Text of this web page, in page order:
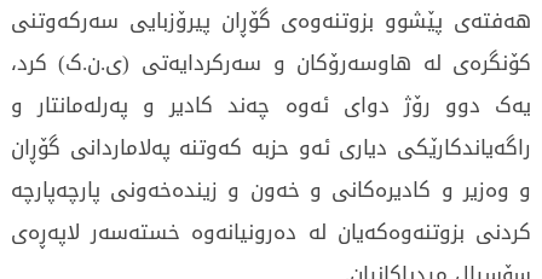
هەفتەی پێشوو بزوتنەوەی گۆڕان پیرۆزبایی سەرکەوتنی
کۆنگرەی لە هاوسەرۆکان و سەرکردایەتی (ی.ن.ک) کرد،
یەک دوو رۆژ دوای ئەوە چەند کادیر و پەرلەمانتار و
راگەیاندکارێکی دیاری ئەو حزبە کەوتنە پەلاماردانی گۆڕان
و وەزیر و کادیرەکانی و خەون و زیندەخەونی پارچەپارچە
کردنی بزوتنەوەکەیان لە دەرونیانەوە خستەسەر لاپەڕەی